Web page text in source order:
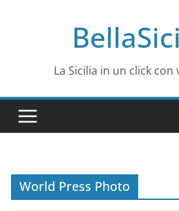
La Sicilia in un click
World Press Photo